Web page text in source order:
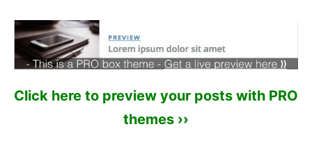
Click here to preview your posts with PRO
themes ››